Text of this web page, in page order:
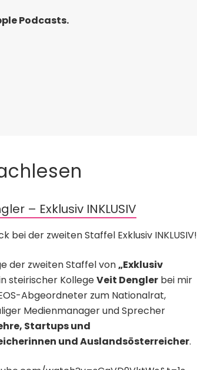
Podcasts.
– Exklusiv INKLUSIV
bei der zweiten Staffel Exklusiv INKLUSIV!
der zweiten Staffel von„Exklusiv
steirischer KollegeVeit Dengler bei mir
Abgeordneter zum Nationalrat,
Medienmanager und Sprecher
Startups und
und Auslandsösterreicher.